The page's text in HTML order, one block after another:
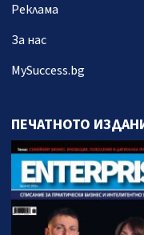
Реклама
За нас
MySuccess.bg
ПЕЧАТНОТО